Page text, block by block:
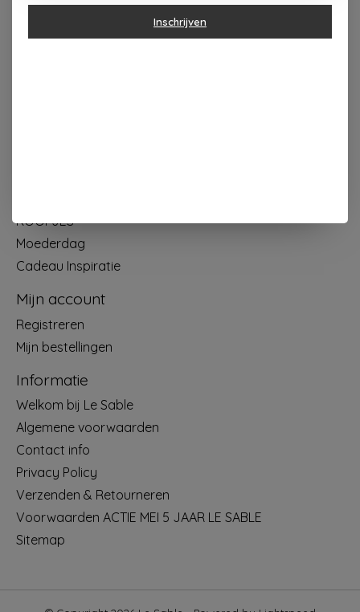
Categorieën
KOOPJES
Moederdag
Cadeau Inspiratie
Mijn account
Registreren
Mijn bestellingen
Informatie
Welkom bij Le Sable
Algemene voorwaarden
Contact info
Privacy Policy
Verzenden & Retourneren
Voorwaarden ACTIE MEI 5 JAAR LE SABLE
Sitemap
Inschrijven